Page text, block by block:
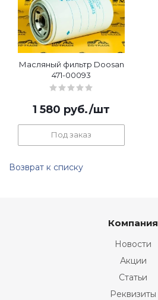
Масляный фильтр Doosan
471-00093
1 580 руб./шт
Под заказ
Возврат к списку
Компания
Новости
Акции
Статьи
Реквизиты